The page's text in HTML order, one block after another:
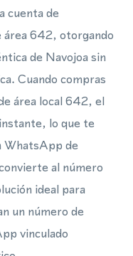
cuenta de
área 642, otorgando
de Navojoa sin
Cuando compras
área local 642, el
lo que te
de
al número
ideal para
un número de
vinculado